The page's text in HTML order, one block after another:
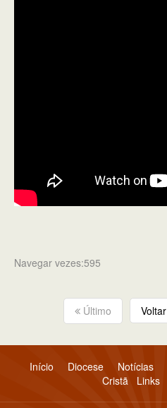
Navegar vezes:595
Último Voltar
Início Diocese Notícias
Cristã
Links